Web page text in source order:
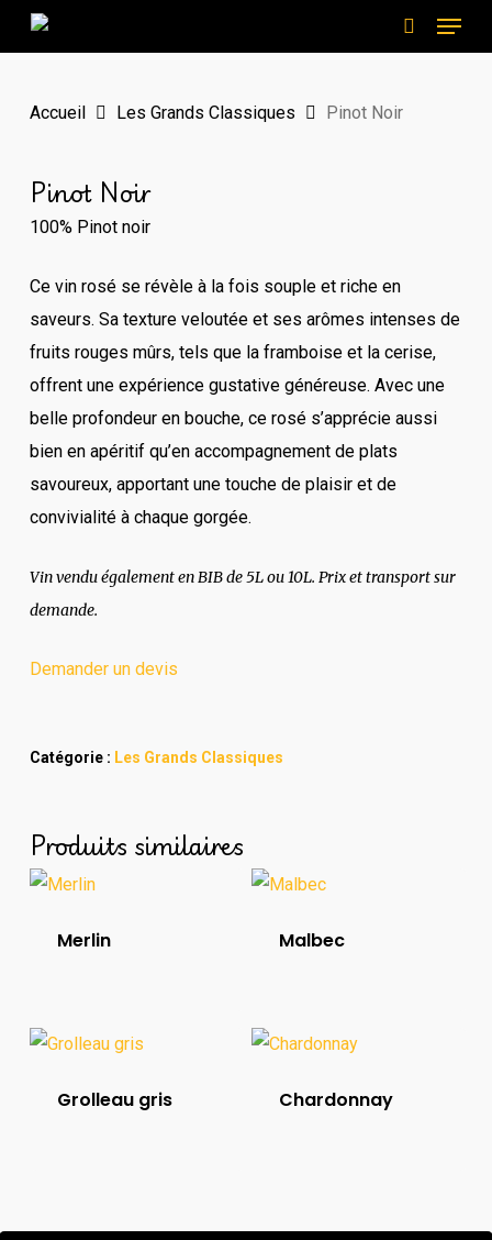
Skip
to
content
search
Menu
Accueil Les Grands Classiques Pinot Noir
Pinot Noir
100% Pinot noir
Ce vin rosé se révèle à la fois souple et riche en
saveurs. Sa texture veloutée et ses arômes intenses de
fruits rouges mûrs, tels que la framboise et la cerise,
offrent une expérience gustative généreuse. Avec une
belle profondeur en bouche, ce rosé s’apprécie aussi
bien en apéritif qu’en accompagnement de plats
savoureux, apportant une touche de plaisir et de
convivialité à chaque gorgée.
Vin vendu également en BIB de 5L ou 10L. Prix et transport sur
demande.
Demander un devis
Catégorie : Les Grands Classiques
Produits similaires
Merlin Malbec
Grolleau gris Chardonnay